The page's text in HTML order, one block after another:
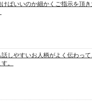
けばいいのか細かくご指示を頂き
話しやすいお人柄がよく伝わって
。